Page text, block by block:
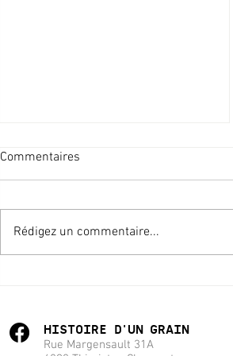
Commentaires
Rédigez un commentaire...
HISTOIRE D' UN GRAIN
Rue Margensault 31A